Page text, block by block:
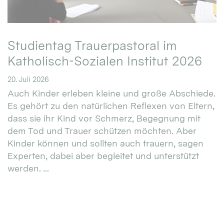
Studientag Trauerpastoral im
Katholisch-Sozialen Institut 2026
20. Juli 2026
Auch Kinder erleben kleine und große Abschiede.
Es gehört zu den natürlichen Reflexen von Eltern,
dass sie ihr Kind vor Schmerz, Begegnung mit
dem Tod und Trauer schützen möchten. Aber
Kinder können und sollten auch trauern, sagen
Experten, dabei aber begleitet und unterstützt
werden. ...